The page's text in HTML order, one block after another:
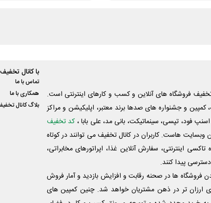
فروشگاه های آنلاین و کسب و‌ کارهای اینترنتی است.
و جشنواره های صدها برند معتبر، اپلیکیشن و مراکز
فود، تپسی، سینماتیکت، بانی مد، علی‌ بابا ، کد تخفیف
وبسایت ‌هاست. کاربران در کانال تخفیف می توانند در کوتاه
اینترنتی، سفارش آنلاین غذا، اپراتورهای مخابراتی،
پیدا کنند.
فروشگاه ها در صحنه رقابت و افزایش بازدید و آمار فروش
ارزان تر در ذهن مشتریان خواهد شد. چنین کمپین های
با کانال تخفیف
تماس با ما
همکاری با ما
بلاگ کانال